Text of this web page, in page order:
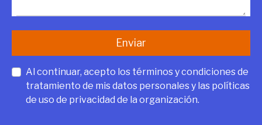
Enviar
Al continuar, acepto los términos y condiciones de
tratamiento de mis datos personales y las políticas
de uso de privacidad de la organización.